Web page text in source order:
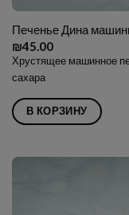
Печенье Дина
₪45.00
Хрустящее машинное
сахара
В КОРЗИНУ